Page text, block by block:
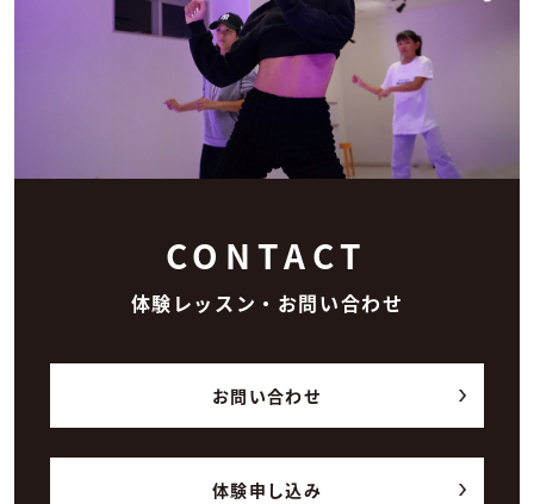
CONTACT
体験レッスン・お問い合わせ
お問い合わせ
体験申し込み